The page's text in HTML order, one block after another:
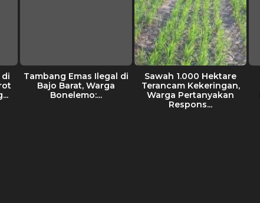
di
Tambang Emas Ilegal di
Bajo Barat, Warga
Bonelemo:...
Sawah 1.000 Hektare
Terancam Kekeringan,
Warga Pertanyakan
Respons...